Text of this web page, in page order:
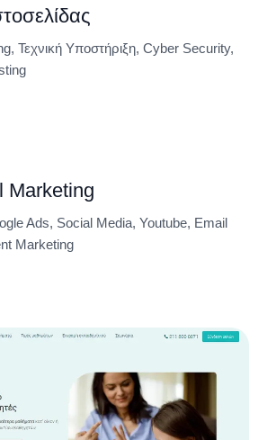
Τεχνική Υποστήριξη, Cyber Security,
Marketing
Ads, Social Media, Youtube, Email
Marketing